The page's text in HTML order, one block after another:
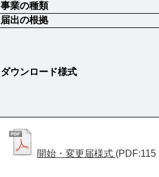
事業の種類
届出の根拠
ダウンロード様式
開始・変更届様式 (PDF:115